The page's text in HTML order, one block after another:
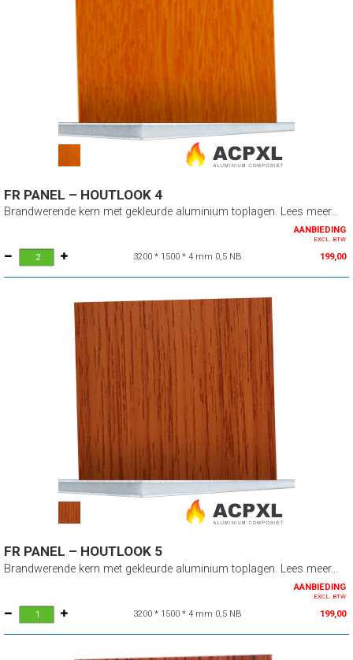
FR PANEL – HOUTLOOK 4
Brandwerende kern met gekleurde aluminium toplagen. Lees meer...
AANBIEDING
EXCL. BTW
3200 * 1500 * 4 mm 0,5 NB 199,00
FR PANEL – HOUTLOOK 5
Brandwerende kern met gekleurde aluminium toplagen. Lees meer...
AANBIEDING
EXCL. BTW
3200 * 1500 * 4 mm 0,5 NB 199,00